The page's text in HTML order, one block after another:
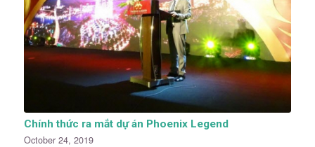
Chính thức ra mắt dự án Phoenix Legend
October 24, 2019